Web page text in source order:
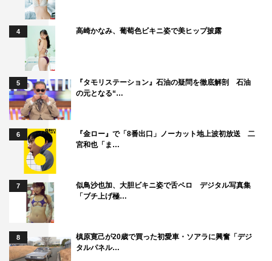
4 高崎かなみ、葡萄色ビキニ姿で美ヒップ披露
5
『タモリステーション』石油の疑問を徹底解剖 石油
の元となる“…
6
『金ロー』で「8番出口」ノーカット地上波初放送 二
宮和也「ま…
7
似鳥沙也加、大胆ビキニ姿で舌ペロ デジタル写真集
「ブチ上げ極…
8
槙原寛己が20歳で買った初愛車・ソアラに興奮「デジ
タルパネル…